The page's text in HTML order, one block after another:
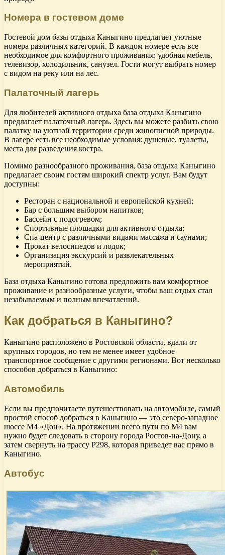
Номера в гостевом доме
Гостевой дом базы отдыха Каныгино предлагает уютные
номера различных категорий. В каждом номере есть все
необходимое для комфортного проживания: удобная мебель,
телевизор, холодильник, санузел. Гости могут выбрать номер
с видом на реку или на лес.
Палаточный лагерь
Для любителей активного отдыха база отдыха Каныгино
предлагает палаточный лагерь. Здесь вы можете разбить свою
палатку на уютной территории среди живописной природы.
В лагере есть все необходимые условия: душевые, туалеты,
места для разведения костра.
Помимо разнообразного проживания, база отдыха Каныгино
предлагает своим гостям широкий спектр услуг. Вам будут
доступны:
Ресторан с национальной и европейской кухней;
Бар с большим выбором напитков;
Бассейн с подогревом;
Спортивные площадки для активного отдыха;
Спа-центр с различными видами массажа и саунами;
Прокат велосипедов и лодок;
Организация экскурсий и развлекательных
мероприятий.
База отдыха Каныгино готова предложить вам комфортное
проживание и разнообразные услуги, чтобы ваш отдых стал
незабываемым и полным впечатлений.
Как добраться в Каныгино?
Каныгино расположено в Ростовской области, вдали от
крупных городов, но тем не менее имеет удобное
транспортное сообщение с другими регионами. Вот несколько
способов добраться в Каныгино:
Автомобиль
Если вы предпочитаете путешествовать на автомобиле, самый
простой способ добраться в Каныгино — это северо-западное
шоссе М4 «Дон». На протяжении всего пути по М4 вам
нужно будет следовать в сторону города Ростов-на-Дону, а
затем свернуть на трассу Р298, которая приведет вас прямо в
Каныгино.
Автобус